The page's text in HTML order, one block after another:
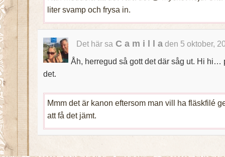
liter svamp och frysa in.
Det här sa C a m i l l aden 5 oktober,
Åh, herregud så gott det där såg ut. Hi hi…
det.
Mmm det är kanon eftersom man vill ha fläskfilé
att få det jämt.